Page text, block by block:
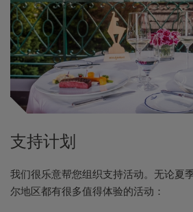
支持计划
我们很乐意帮您组织支持活动。无论夏
尔地区都有很多值得体验的活动：